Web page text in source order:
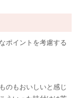
ポイントを考慮する
のもおいしいと感じ